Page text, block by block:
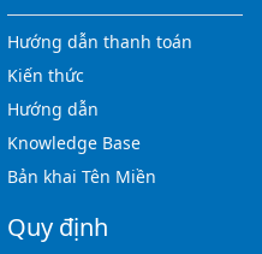
Hướng dẫn thanh toán
Kiến thức
Hướng dẫn
Knowledge Base
Bản khai Tên Miền
Quy định